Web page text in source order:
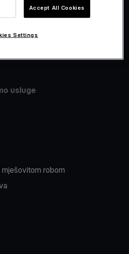
usluge
robom
Accept All Cookies
Settings